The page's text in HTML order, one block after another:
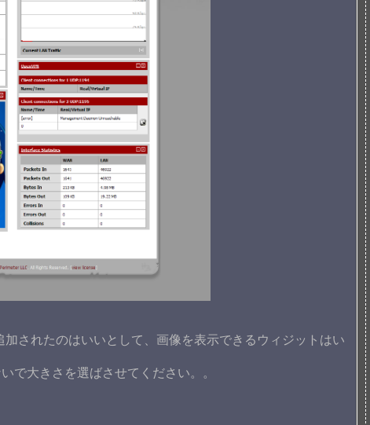
加されたのはいいとして、画像を表示できるウィジットはい
で大きさを選ばさせてください。。